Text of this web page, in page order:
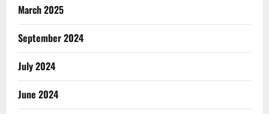
March 2025
September 2024
July 2024
June 2024